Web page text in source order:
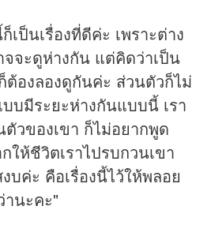
ป็นเรื่องที่ดีค่ะ เพราะต่าง
จะดูห่างกัน แต่คิดว่าเป็น
ต้องลองดูกันค่ะ ส่วนตัวก็ไม่
บมีระยะห่างกันแบบนี้ เรา
ตัวของเขา ก็ไม่อยากพูด
ให้ชีวิตเราไปรบกวนเขา
บค่ะ คือเรื่องนี้ไว้ให้พลอย
นะคะ"